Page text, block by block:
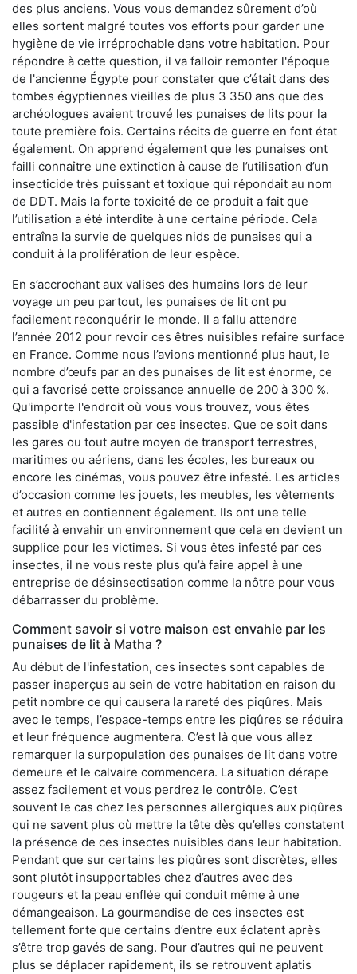
des plus anciens. Vous vous demandez sûrement d’où
elles sortent malgré toutes vos efforts pour garder une
hygiène de vie irréprochable dans votre habitation. Pour
répondre à cette question, il va falloir remonter l'époque
de l'ancienne Égypte pour constater que c’était dans des
tombes égyptiennes vieilles de plus 3 350 ans que des
archéologues avaient trouvé les punaises de lits pour la
toute première fois. Certains récits de guerre en font état
également. On apprend également que les punaises ont
failli connaître une extinction à cause de l’utilisation d’un
insecticide très puissant et toxique qui répondait au nom
de DDT. Mais la forte toxicité de ce produit a fait que
l’utilisation a été interdite à une certaine période. Cela
entraîna la survie de quelques nids de punaises qui a
conduit à la prolifération de leur espèce.
En s’accrochant aux valises des humains lors de leur
voyage un peu partout, les punaises de lit ont pu
facilement reconquérir le monde. Il a fallu attendre
l’année 2012 pour revoir ces êtres nuisibles refaire surface
en France. Comme nous l’avions mentionné plus haut, le
nombre d’œufs par an des punaises de lit est énorme, ce
qui a favorisé cette croissance annuelle de 200 à 300 %.
Qu'importe l'endroit où vous vous trouvez, vous êtes
passible d'infestation par ces insectes. Que ce soit dans
les gares ou tout autre moyen de transport terrestres,
maritimes ou aériens, dans les écoles, les bureaux ou
encore les cinémas, vous pouvez être infesté. Les articles
d’occasion comme les jouets, les meubles, les vêtements
et autres en contiennent également. Ils ont une telle
facilité à envahir un environnement que cela en devient un
supplice pour les victimes. Si vous êtes infesté par ces
insectes, il ne vous reste plus qu’à faire appel à une
entreprise de désinsectisation comme la nôtre pour vous
débarrasser du problème.
Comment savoir si votre maison est envahie par les
punaises de lit à Matha ?
Au début de l'infestation, ces insectes sont capables de
passer inaperçus au sein de votre habitation en raison du
petit nombre ce qui causera la rareté des piqûres. Mais
avec le temps, l’espace-temps entre les piqûres se réduira
et leur fréquence augmentera. C’est là que vous allez
remarquer la surpopulation des punaises de lit dans votre
demeure et le calvaire commencera. La situation dérape
assez facilement et vous perdrez le contrôle. C’est
souvent le cas chez les personnes allergiques aux piqûres
qui ne savent plus où mettre la tête dès qu’elles constatent
la présence de ces insectes nuisibles dans leur habitation.
Pendant que sur certains les piqûres sont discrètes, elles
sont plutôt insupportables chez d’autres avec des
rougeurs et la peau enflée qui conduit même à une
démangeaison. La gourmandise de ces insectes est
tellement forte que certains d’entre eux éclatent après
s’être trop gavés de sang. Pour d’autres qui ne peuvent
plus se déplacer rapidement, ils se retrouvent aplatis